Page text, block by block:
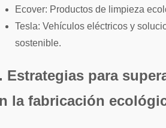
Ecover: Productos de limpieza
Tesla: Vehículos eléctricos y
sostenible.
Estrategias para
la fabricación